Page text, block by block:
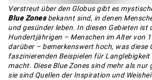
Verstreut über den Globus gibt es
Blue Zonesbekannt sind, in denen
und gesünder leben. In diesen Gebieten ist
Hundertjährigen – Menschen im Alter von
darüber – bemerkenswert hoch, was diese
faszinierenden Beispielen für
macht. Diese Blue Zones sind mehr als nur
sie sind Quellen der Inspiration und